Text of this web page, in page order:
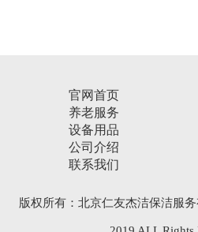
官网首页
养老服务
设备用品
公司介绍
联系我们
版权所有：北京仁友杰洁保洁服